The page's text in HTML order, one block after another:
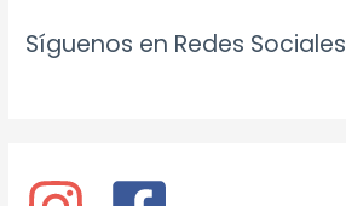
Síguenos en Redes Sociales